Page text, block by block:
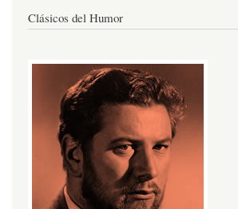
Clásicos del Humor